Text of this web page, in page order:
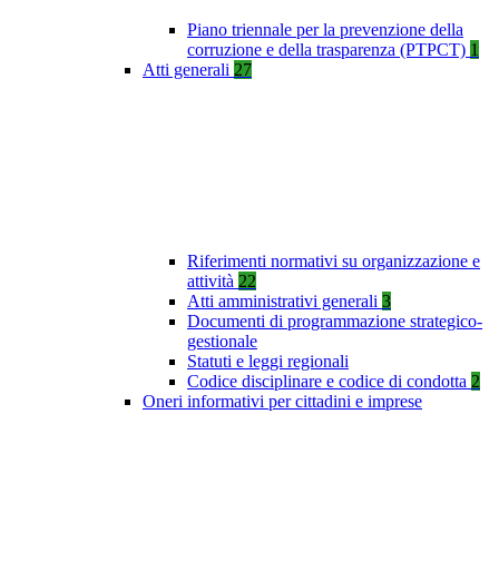
Piano triennale per la prevenzione della
corruzione e della trasparenza (PTPCT) 1
Atti generali 27
Riferimenti normativi su organizzazione e
attività 22
Atti amministrativi generali 3
Documenti di programmazione strategico-
gestionale
Statuti e leggi regionali
Codice disciplinare e codice di condotta 2
Oneri informativi per cittadini e imprese